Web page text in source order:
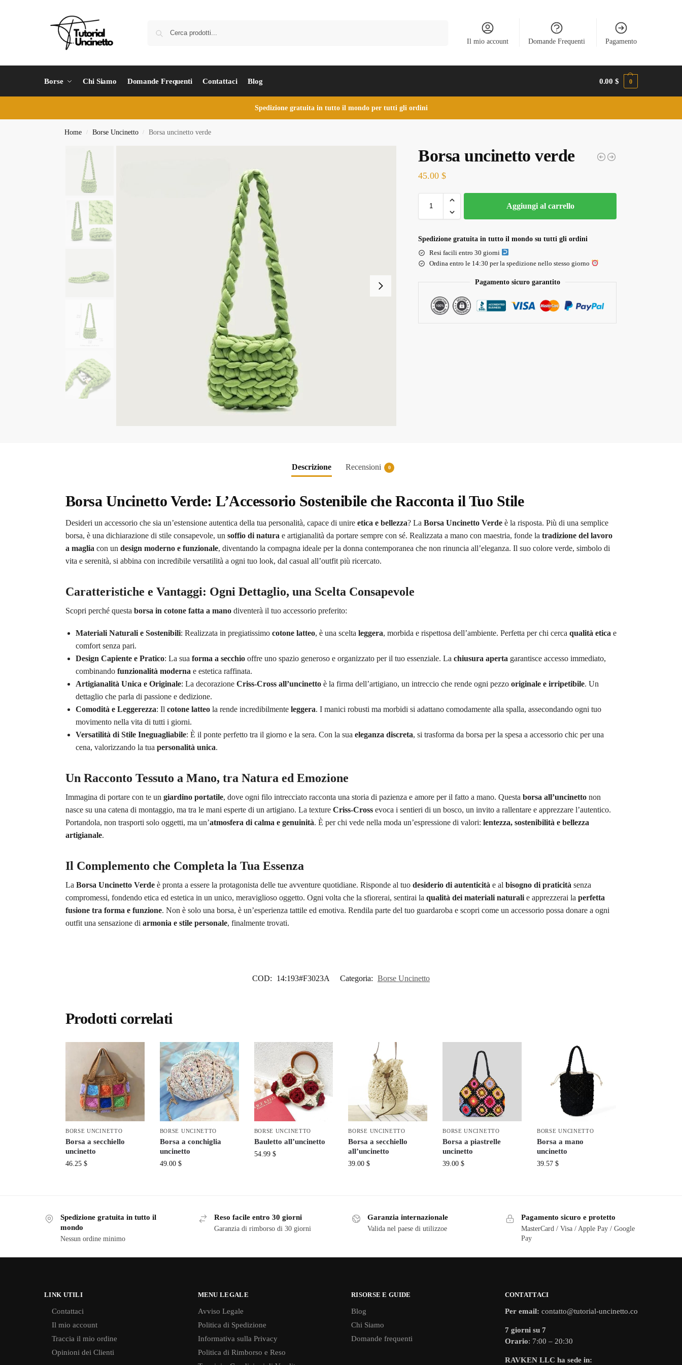
Il mio account Domande Frequenti Pagamento
Borse Chi Siamo Domande Frequenti Contattaci Blog 0.00$ 0
Spedizione gratuita in tutto il mondo per tutti gli ordini
Home / Borse Uncinetto / Borsa uncinetto verde
Borsa uncinetto verde
45.00$
Aggiungi al carrello
Spedizione gratuita in tutto il mondo su tutti gli ordini
Resi facili entro 30 giorni
Ordina entro le 14:30 per la spedizione nello stesso giorno
Pagamento sicuro garantito
Descrizione Recensioni 0
Borsa Uncinetto Verde: L’Accessorio Sostenibile che Racconta il Tuo Stile
Desideri un accessorio che sia un’estensione autentica della tua personalità, capace di unire etica e bellezza? La Borsa Uncinetto Verdeè la risposta. Più di una semplice
borsa, è una dichiarazione di stile consapevole, un soffio di natura e artigianalità da portare sempre con sé. Realizzata a mano con maestria, fonde la tradizione del lavoro
a maglia con un design moderno e funzionale, diventando la compagna ideale per la donna contemporanea che non rinuncia all’eleganza. Il suo colore verde, simbolo di
vita e serenità, si abbina con incredibile versatilità a ogni tuo look, dal casual all’outfit più ricercato.
Caratteristiche e Vantaggi: Ogni Dettaglio, una Scelta Consapevole
Scopri perché questa borsa in cotone fatta a manodiventerà il tuo accessorio preferito:
Materiali Naturali e Sostenibili: Realizzata in pregiatissimo cotone latteo, è una scelta leggera, morbida e rispettosa dell’ambiente. Perfetta per chi cerca qualità etica e
comfort senza pari.
Design Capiente e Pratico: La sua forma a secchiooffre uno spazio generoso e organizzato per il tuo essenziale. La chiusura aperta garantisce accesso immediato,
combinando funzionalità moderna e estetica raffinata.
Artigianalità Unica e Originale: La decorazione Criss-Cross all’uncinettoè la firma dell’artigiano, un intreccio che rende ogni pezzo originale e irripetibile. Un
dettaglio che parla di passione e dedizione.
Comodità e Leggerezza: Il cotone latteola rende incredibilmente leggera. I manici robusti ma morbidi si adattano comodamente alla spalla, assecondando ogni tuo
movimento nella vita di tutti i giorni.
Versatilità di Stile Ineguagliabile: È il ponte perfetto tra il giorno e la sera. Con la sua eleganza discreta, si trasforma da borsa per la spesa a accessorio chic per una
cena, valorizzando la tua personalità unica.
Un Racconto Tessuto a Mano, tra Natura ed Emozione
Immagina di portare con te un giardino portatile, dove ogni filo intrecciato racconta una storia di pazienza e amore per il fatto a mano. Questa borsa all’uncinettonon
nasce su una catena di montaggio, ma tra le mani esperte di un artigiano. La texture Criss-Crossevoca i sentieri di un bosco, un invito a rallentare e apprezzare l’autentico.
Portandola, non trasporti solo oggetti, ma un’atmosfera di calma e genuinità. È per chi vede nella moda un’espressione di valori: lentezza, sostenibilità e bellezza
artigianale.
Il Complemento che Completa la Tua Essenza
La Borsa Uncinetto Verdeè pronta a essere la protagonista delle tue avventure quotidiane. Risponde al tuo desiderio di autenticità e al bisogno di praticità senza
compromessi, fondendo etica ed estetica in un unico, meraviglioso oggetto. Ogni volta che la sfiorerai, sentirai la qualità dei materiali naturalie apprezzerai la perfetta
fusione tra forma e funzione. Non è solo una borsa, è un’esperienza tattile ed emotiva. Rendila parte del tuo guardaroba e scopri come un accessorio possa donare a ogni
outfit una sensazione di armonia e stile personale, finalmente trovati.
COD: 14:193#F3023A Categoria: Borse Uncinetto
Prodotti correlati
BORSE UNCINETTO
Borsa a secchiello
uncinetto
46.25 $
BORSE UNCINETTO
Borsa a conchiglia
uncinetto
49.00 $
BORSE UNCINETTO
Bauletto all’uncinetto
54.99 $
BORSE UNCINETTO
Borsa a secchiello
all’uncinetto
39.00$
BORSE UNCINETTO
Borsa a piastrelle
uncinetto
39.00$
BORSE UNCINETTO
Borsa a mano
uncinetto
39.57 $
Spedizione gratuita in tutto il
mondo
Nessun ordine minimo
Reso facile entro 30 giorni
Garanzia di rimborso di 30 giorni
Garanzia internazionale
Valida nel paese di utilizzoe
Pagamento sicuro e protetto
MasterCard / Visa / Apple Pay / Google
Pay
LINK UTILI
Contattaci
Il mio account
Traccia il mio ordine
Opinioni dei Clienti
MENU LEGALE
Avviso Legale
Politica di Spedizione
Informativa sulla Privacy
Politica di Rimborso e Reso
RISORSE E GUIDE
Blog
Chi Siamo
Domande frequenti
CONTATTACI
Per email: contatto@tutorial-uncinetto.co
7 giorni su 7
Orario: 7:00 – 20:30
RAVKEN LLC ha sede in: